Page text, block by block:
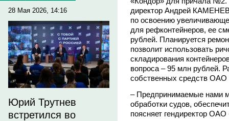
28 Мая 2026, 14:16
Юрий Трутнев
встретился во
директор Андрей
по освоению
для рефконтейнеров, ее
рублей. Планируется
позволит использовать
складирования
вопроса – 95 млн рублей.
собственных средств
– Предпринимаемые нами
обработки судов,
поясняет гендиректор